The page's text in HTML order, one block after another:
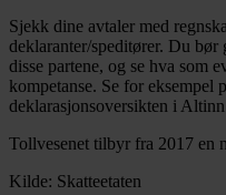
Sjekk dine avtaler med
deklaranter/speditører. Du bør
disse partene, og se hva som
kompetanse. Se for eksempel
deklarasjonsoversikten i
Tollvesenet tilbyr fra 2017 en
Kilde: Skatteetaten